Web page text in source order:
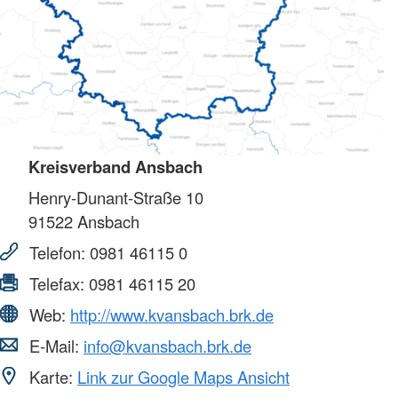
Kreisverband Ansbach
Henry-Dunant-Straße 10
91522Ansbach
Telefon: 0981 46115 0
Telefax: 0981 46115 20
Web: http://www.kvansbach.brk.de
E-Mail: info@kvansbach.brk.de
Karte: Link zur Google Maps Ansicht